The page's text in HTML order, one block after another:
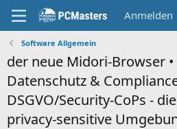
Anmelden
Software Allgemein
der neue Midori-Browser
Datenschutz &
DSGVO/Security-CoPs -
privacy-sensitive